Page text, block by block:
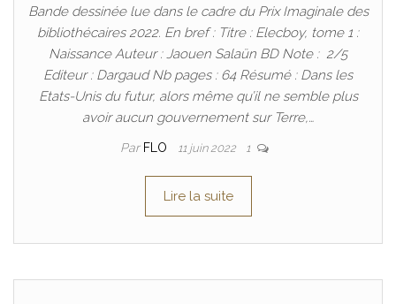
Bande dessinée lue dans le cadre du Prix Imaginale des
bibliothécaires 2022. En bref : Titre : Elecboy, tome 1 :
Naissance Auteur : Jaouen Salaün BD Note : 2/5
Editeur : Dargaud Nb pages : 64 Résumé : Dans les
Etats-Unis du futur, alors même qu’il ne semble plus
avoir aucun gouvernement sur Terre,…
Par FLO 11 juin 2022 1
Lire la suite